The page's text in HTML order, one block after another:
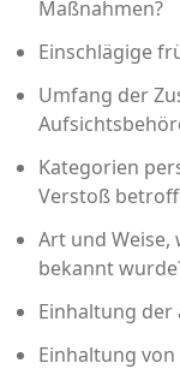
Maßnahmen?
Einschlägige
Umfang der
Kategorien
Verstoß
Art und
bekannt
Einhaltung
Einhaltung